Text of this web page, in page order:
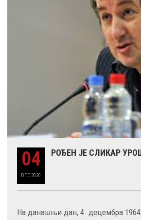
04
DEC 2020
РОЂЕН ЈЕ СЛИКАР
На данашњи дан, 4. децембра